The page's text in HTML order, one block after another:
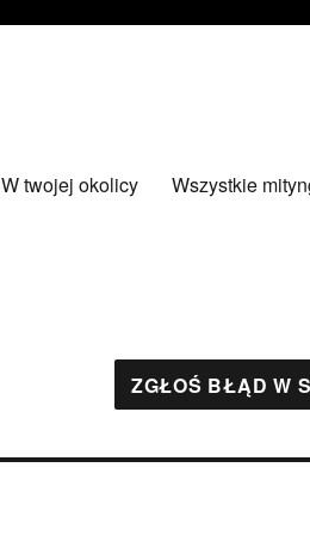
W twojej okolicy Wszystkie
ZGŁOŚ BŁĄD W